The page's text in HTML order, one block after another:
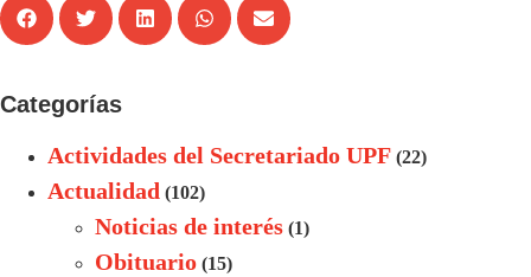
Categorías
Actividades del Secretariado UPF (22)
Actualidad (102)
Noticias de interés (1)
Obituario (15)